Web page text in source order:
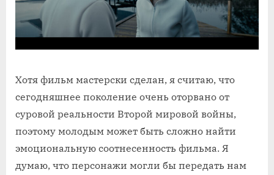
Хотя фильм мастерски сделан, я считаю, что
сегодняшнее поколение очень оторвано от
суровой реальности Второй мировой войны,
поэтому молодым может быть сложно найти
эмоциональную соотнесенность фильма. Я
думаю, что персонажи могли бы передать нам